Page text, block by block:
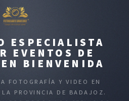
ESPECIALISTA
EVENTOS DE
BIENVENIDA
FOTOGRAFÍA Y VIDEO EN
PROVINCIA DE BADAJOZ.